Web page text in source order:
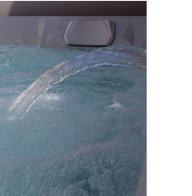
UI/UX Design from
a Daily More